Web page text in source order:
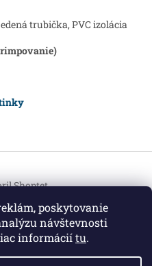
poskytovanie
návštevnosti
informáciítu.
trubička, PVC izolácia
Shoptet
. Všetky práva vyhradené.
cookies